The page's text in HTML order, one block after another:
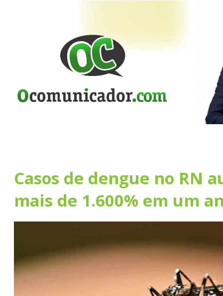
Casos de dengue no RN
mais de 1.600% em um